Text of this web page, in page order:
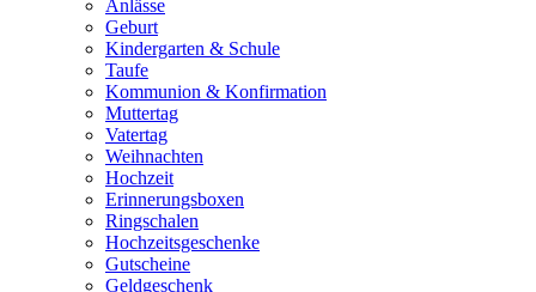
Anlässe
Geburt
Kindergarten & Schule
Taufe
Kommunion & Konfirmation
Muttertag
Vatertag
Weihnachten
Hochzeit
Erinnerungsboxen
Ringschalen
Hochzeitsgeschenke
Gutscheine
Geldgeschenk